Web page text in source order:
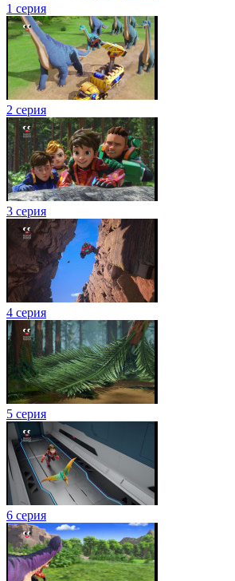
1 серия
2 серия
3 серия
4 серия
5 серия
6 серия